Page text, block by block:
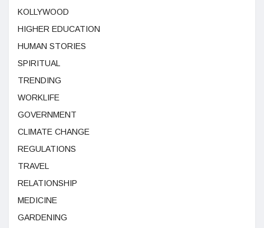
KOLLYWOOD
HIGHER EDUCATION
HUMAN STORIES
SPIRITUAL
TRENDING
WORKLIFE
GOVERNMENT
CLIMATE CHANGE
REGULATIONS
TRAVEL
RELATIONSHIP
MEDICINE
GARDENING